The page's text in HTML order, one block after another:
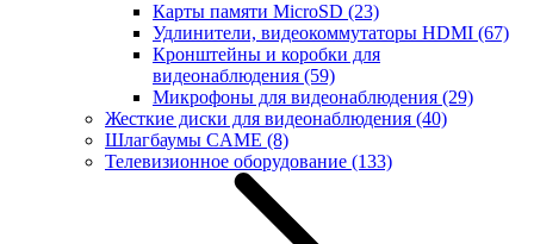
Карты памяти MicroSD (23)
Удлинители, видеокоммутаторы HDMI (67)
Кронштейны и коробки для
видеонаблюдения (59)
Микрофоны для видеонаблюдения (29)
Жесткие диски для видеонаблюдения (40)
Шлагбаумы CAME (8)
Телевизионное оборудование (133)